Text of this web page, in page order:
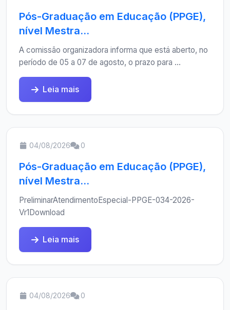
Pós-Graduação em Educação (PPGE),
nível Mestra...
A comissão organizadora informa que está aberto, no
período de 05 a 07 de agosto, o prazo para ...
Leia mais
04/08/2026 0
Pós-Graduação em Educação (PPGE),
nível Mestra...
PreliminarAtendimentoEspecial-PPGE-034-2026-
Vr1Download
Leia mais
04/08/2026 0